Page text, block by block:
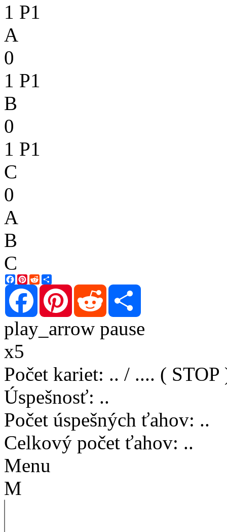
1 P1
A
0
1 P1
B
0
1 P1
C
0
A
B
C
Facebook
Pinterest
Reddit
Facebook
Pinterest Reddit
play_arrow pause
x5
Počet kariet: .. / .... ( STOP
Úspešnosť: ..
Počet úspešných ťahov: ..
Celkový počet ťahov: ..
Menu
M